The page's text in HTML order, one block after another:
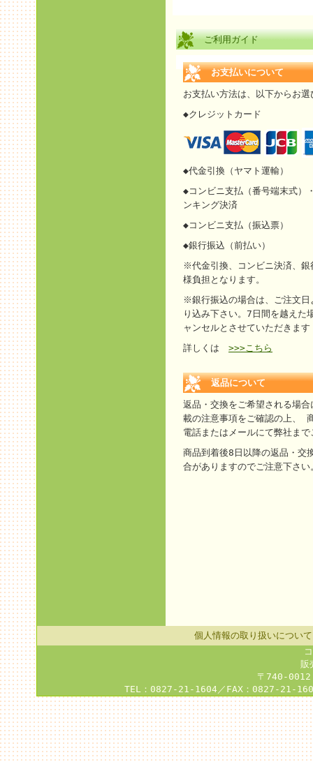
ご利用ガイド
お支払いについて
お支払い方法は、以下からお
◆クレジットカード
◆代金引換（ヤマト運輸）
◆コンビニ支払（番号端末式）
ンキング決済
◆コンビニ支払（振込票）
◆銀行振込（前払い）
※代金引換、コンビニ決済、銀
様負担となります。
※銀行振込の場合は、ご注文
り込み下さい。7日間を越えた
ャンセルとさせていただきます
詳しくは >>>こちら
返品について
返品・交換をご希望される場
載の注意事項をご確認の上、
電話またはメールにて弊社ま
商品到着後8日以降の返品・交
合がありますのでご注意下さい
個人情報の取り扱いについて
販
〒740-0012
TEL：0827-21-1604／FAX：0827-21-